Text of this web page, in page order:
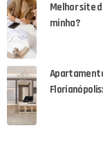
Melhor site
minha?